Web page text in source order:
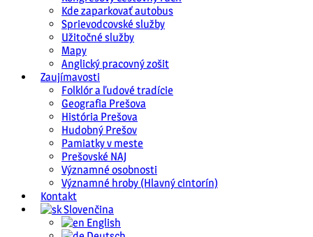
Kde zaparkovať autobus
Sprievodcovské služby
Užitočné služby
Mapy
Anglický pracovný zošit
Zaujímavosti
Folklór a ľudové tradície
Geografia Prešova
História Prešova
Hudobný Prešov
Pamiatky v meste
Prešovské NAJ
Významné osobnosti
Významné hroby (Hlavný cintorín)
Kontakt
Slovenčina
English